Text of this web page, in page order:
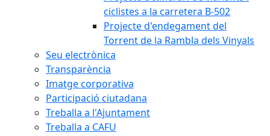
ciclistes a la carretera B-502
Projecte d'endegament del
Torrent de la Rambla dels Vinyals
Seu electrònica
Transparència
Imatge corporativa
Participació ciutadana
Treballa a l'Ajuntament
Treballa a CAFU